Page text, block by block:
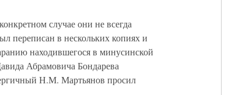
случае они не всегда
переписан в нескольких копиях и
находившегося в минусинской
Абрамовича Бондарева
Н.М. Мартьянов просил